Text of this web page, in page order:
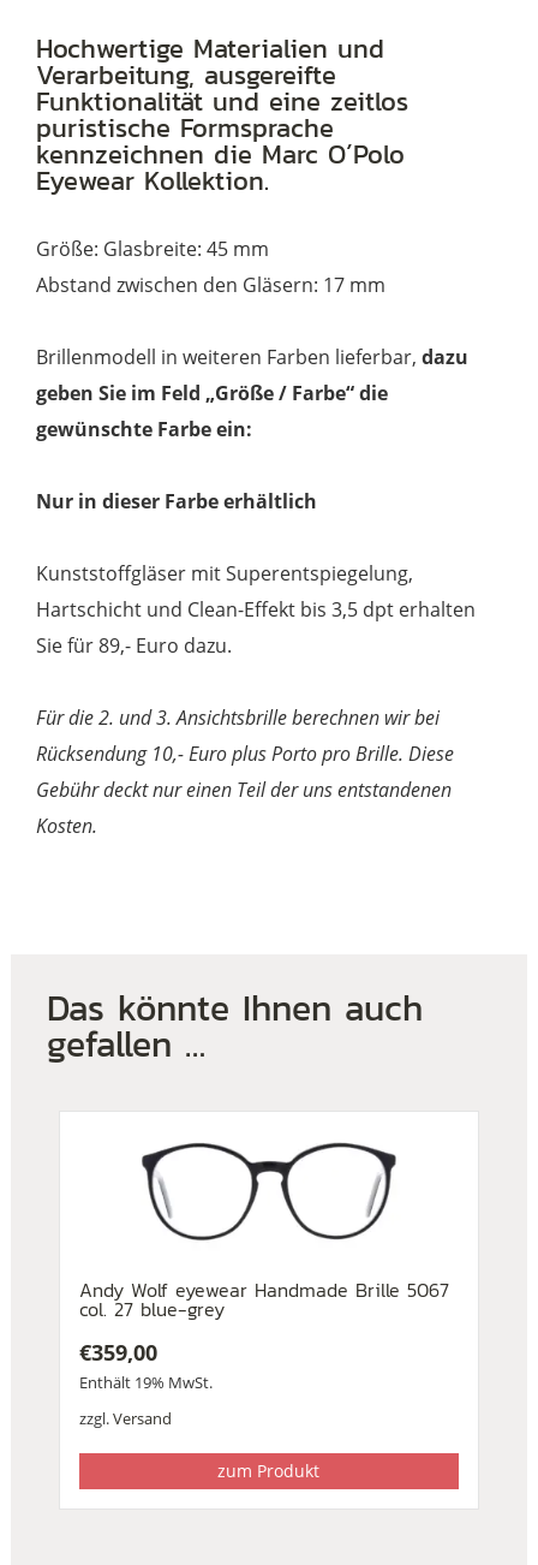
Hochwertige Materialien und
Verarbeitung, ausgereifte
Funktionalität und eine zeitlos
puristische Formsprache
kennzeichnen die Marc O´Polo
Eyewear Kollektion.
Größe: Glasbreite: 45 mm
Abstand zwischen den Gläsern: 17 mm
Brillenmodell in weiteren Farben lieferbar,dazu
geben Sie im Feld „Größe / Farbe“ die
gewünschte Farbe ein:
Nur in dieser Farbe erhältlich
Kunststoffgläser mit Superentspiegelung,
Hartschicht und Clean-Effekt bis 3,5 dpt erhalten
Sie für 89,- Euro dazu.
Für die 2. und 3. Ansichtsbrille berechnen wir bei
Rücksendung 10,- Euro plus Porto pro Brille. Diese
Gebühr deckt nur einen Teil der uns entstandenen
Kosten.
Das könnte Ihnen auch
gefallen …
Andy Wolf eyewear Handmade Brille 5067
col. 27 blue-grey
€359,00
Enthält 19% MwSt.
zzgl.Versand
zum Produkt